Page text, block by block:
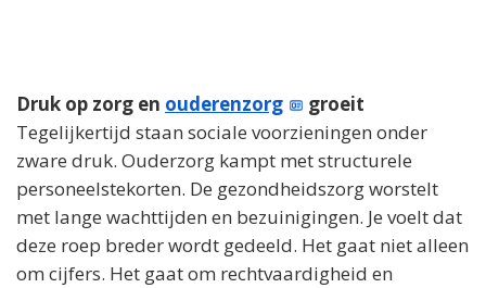
Druk op zorg en ouderenzorg
groeit
Tegelijkertijd staan sociale voorzieningen onder
zware druk. Ouderzorg kampt met structurele
personeelstekorten. De gezondheidszorg worstelt
met lange wachttijden en bezuinigingen. Je voelt dat
deze roep breder wordt gedeeld. Het gaat niet alleen
om cijfers. Het gaat om rechtvaardigheid en